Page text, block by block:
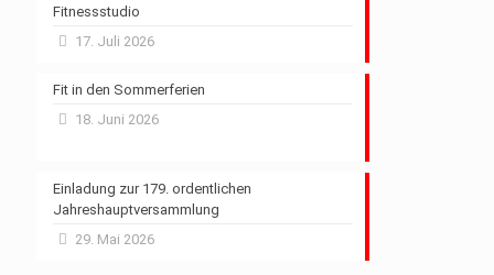
Fitnessstudio
17. Juli 2026
Fit in den Sommerferien
18. Juni 2026
Einladung zur 179. ordentlichen
Jahreshauptversammlung
29. Mai 2026